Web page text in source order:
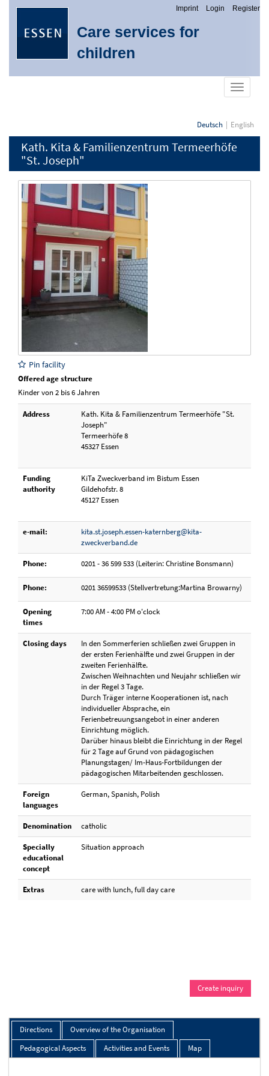
Imprint Login Register
Care services for
children
show
Deutsch English
Kath. Kita & Familienzentrum Termeerhöfe
"St. Joseph"
Pin facility
Offered age structure
Kinder von 2 bis 6 Jahren
Address
Kath. Kita & Familienzentrum Termeerhöfe "St.
Joseph"
Termeerhöfe 8
45327 Essen
Funding
authority
KiTa Zweckverband im Bistum Essen
Gildehofstr. 8
45127 Essen
e-mail:
kita.st.joseph.essen-katernberg@kita-
zweckverband.de
Phone: 0201 - 36 599 533 (Leiterin: Christine Bonsmann)
Phone: 0201 36599533 (Stellvertretung:Martina Browarny)
Opening
times
7:00 AM - 4:00 PM o'clock
Closing days
In den Sommerferien schließen zwei Gruppen in
der ersten Ferienhälfte und zwei Gruppen in der
zweiten Ferienhälfte.
Zwischen Weihnachten und Neujahr schließen wir
in der Regel 3 Tage.
Durch Träger interne Kooperationen ist, nach
individueller Absprache, ein
Ferienbetreuungsangebot in einer anderen
Einrichtung möglich.
Darüber hinaus bleibt die Einrichtung in der Regel
für 2 Tage auf Grund von pädagogischen
Planungstagen/ Im-Haus-Fortbildungen der
pädagogischen Mitarbeitenden geschlossen.
Foreign
languages
German, Spanish, Polish
Denomination catholic
Specially
educational
concept
Situation approach
Extras care with lunch, full day care
Create inquiry
Directions
Overview of the Organisation
Pedagogical Aspects
Activities and Events Map